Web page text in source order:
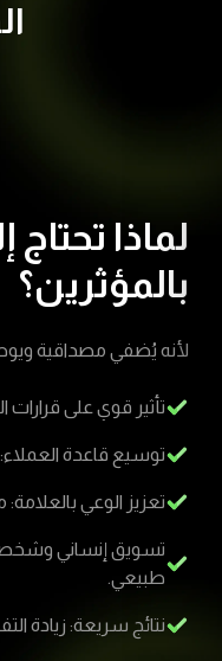
لماذا
بالمؤثرين؟
لأنه يُضفي مصداقية
تأثير قوي على قرارات
توسيع قاعدة
تعزيز الوعي
تسويق إنساني
طبيعي.
نتائج سريعة: زيادة